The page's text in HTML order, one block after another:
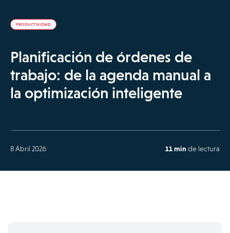
PRODUCTIVIDAD
Planificación de órdenes de
trabajo: de la agenda manual a
la optimización inteligente
8 Abril 2026 11 min de lectura